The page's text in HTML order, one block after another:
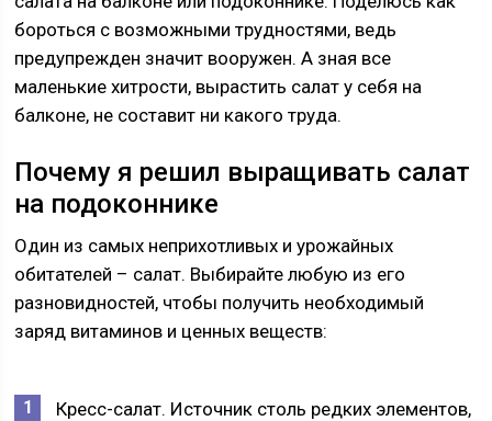
бороться с возможными трудностями, ведь
предупрежден значит вооружен. А зная все
маленькие хитрости, вырастить салат у себя на
балконе, не составит ни какого труда.
Почему я решил выращивать салат
на подоконнике
Один из самых неприхотливых и урожайных
обитателей – салат. Выбирайте любую из его
разновидностей, чтобы получить необходимый
заряд витаминов и ценных веществ:
Кресс-салат. Источник столь редких элементов,